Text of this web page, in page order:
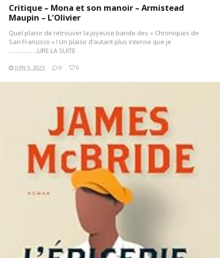
Critique – Mona et son manoir – Armistead
Maupin – L’Olivier
Quel plaisir de retrouver la joyeuse bande des « Chroniques de
San Francisco » ! Un plaisir d’autant plus intense que je
…………….LIRE LA SUITE
JUIN 5, 2025 0 0
LIRE LA SUITE